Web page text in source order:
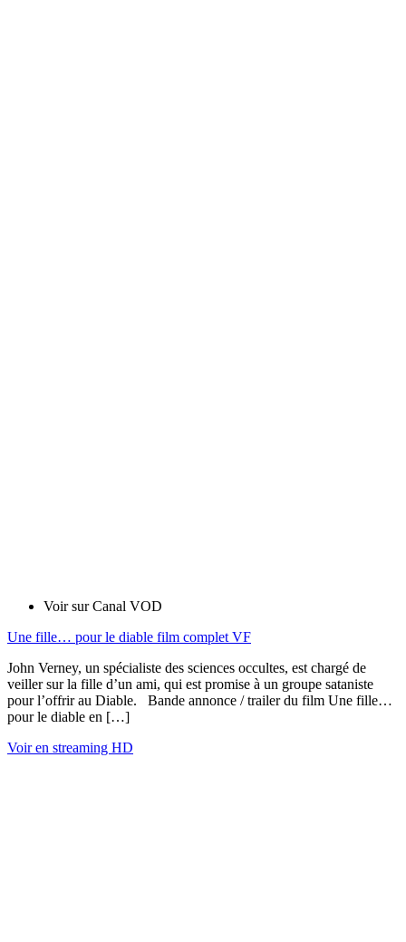
Voir sur Canal VOD
Une fille… pour le diable film complet VF
John Verney, un spécialiste des sciences occultes, est chargé de
veiller sur la fille d’un ami, qui est promise à un groupe sataniste
pour l’offrir au Diable. Bande annonce / trailer du film Une fille…
pour le diable en […]
Voir en streaming HD